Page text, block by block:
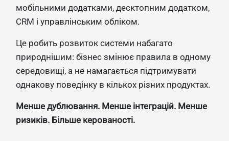
мобільними додатками, десктопним додатком,
CRM і управлінським обліком.
Це робить розвиток системи набагато
природнішим: бізнес змінює правила в одному
середовищі, а не намагається підтримувати
однакову поведінку в кількох різних продуктах.
Менше дублювання. Менше інтеграцій. Менше
ризиків. Більше керованості.